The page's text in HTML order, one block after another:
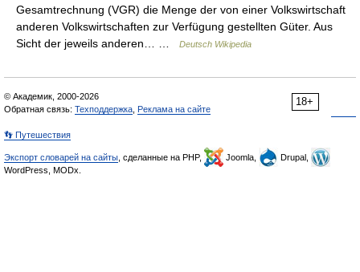
Gesamtrechnung (VGR) die Menge der von einer Volkswirtschaft
anderen Volkswirtschaften zur Verfügung gestellten Güter. Aus
Sicht der jeweils anderen… …
Deutsch Wikipedia
18+
© Академик, 2000-2026
Обратная связь: Техподдержка Реклама на сайте
👣 Путешествия
Экспорт словарей на сайты , сделанные на PHP, Joomla,
Drupal,
WordPress, MODx.